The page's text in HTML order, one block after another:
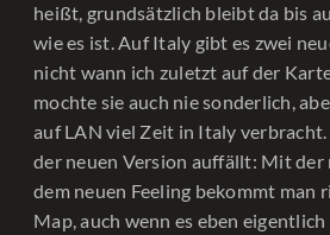
heißt, grundsätzlich bleibt da bis
wie es ist. Auf Italy gibt es zwei
nicht wann ich zuletzt auf der
mochte sie auch nie sonderlich,
auf LAN viel Zeit in Italy verbracht.
der neuen Version auffällt: Mit der
dem neuen Feeling bekommt man
Map, auch wenn es eben